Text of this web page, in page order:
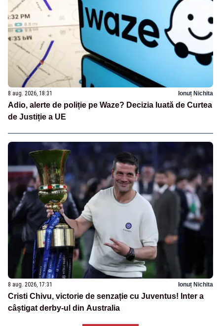
8 aug. 2026, 18:31 Ionuț Nichita
Adio, alerte de poliție pe Waze? Decizia luată de Curtea
de Justiție a UE
8 aug. 2026, 17:31 Ionuț Nichita
Cristi Chivu, victorie de senzație cu Juventus! Inter a
câștigat derby-ul din Australia